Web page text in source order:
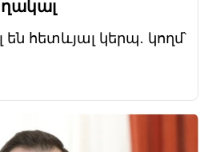
հետևյալ կերպ. կողմ՝